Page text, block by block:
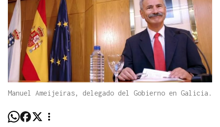
Manuel Ameijeiras, delegado del Gobierno en Galicia.